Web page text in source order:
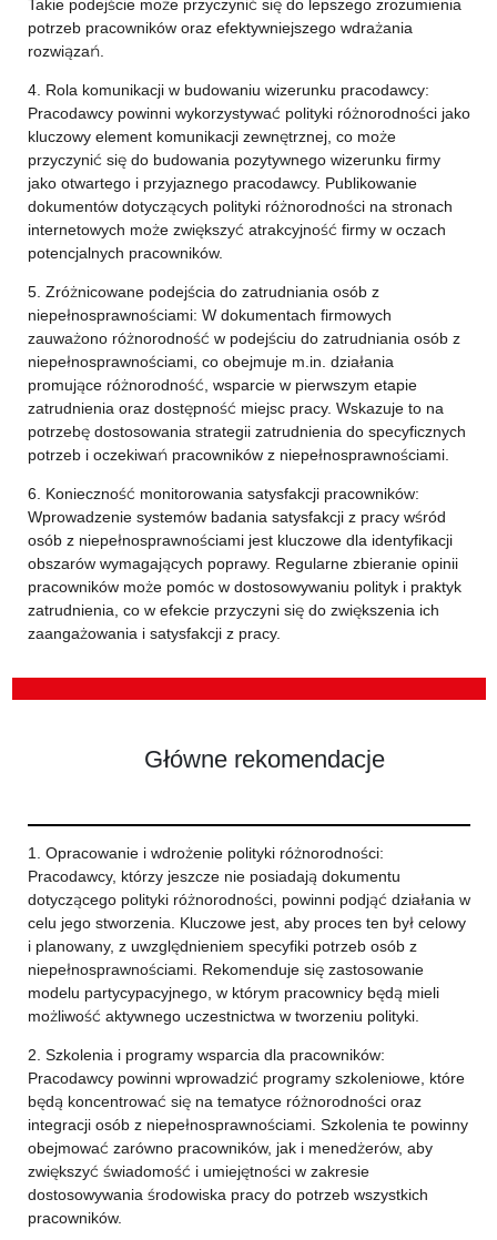
Takie podejście może przyczynić się do lepszego zrozumienia
potrzeb pracowników oraz efektywniejszego wdrażania
rozwiązań.
4. Rola komunikacji w budowaniu wizerunku pracodawcy:
Pracodawcy powinni wykorzystywać polityki różnorodności jako
kluczowy element komunikacji zewnętrznej, co może
przyczynić się do budowania pozytywnego wizerunku firmy
jako otwartego i przyjaznego pracodawcy. Publikowanie
dokumentów dotyczących polityki różnorodności na stronach
internetowych może zwiększyć atrakcyjność firmy w oczach
potencjalnych pracowników.
5. Zróżnicowane podejścia do zatrudniania osób z
niepełnosprawnościami: W dokumentach firmowych
zauważono różnorodność w podejściu do zatrudniania osób z
niepełnosprawnościami, co obejmuje m.in. działania
promujące różnorodność, wsparcie w pierwszym etapie
zatrudnienia oraz dostępność miejsc pracy. Wskazuje to na
potrzebę dostosowania strategii zatrudnienia do specyficznych
potrzeb i oczekiwań pracowników z niepełnosprawnościami.
6. Konieczność monitorowania satysfakcji pracowników:
Wprowadzenie systemów badania satysfakcji z pracy wśród
osób z niepełnosprawnościami jest kluczowe dla identyfikacji
obszarów wymagających poprawy. Regularne zbieranie opinii
pracowników może pomóc w dostosowywaniu polityk i praktyk
zatrudnienia, co w efekcie przyczyni się do zwiększenia ich
zaangażowania i satysfakcji z pracy.
Główne rekomendacje
1. Opracowanie i wdrożenie polityki różnorodności:
Pracodawcy, którzy jeszcze nie posiadają dokumentu
dotyczącego polityki różnorodności, powinni podjąć działania w
celu jego stworzenia. Kluczowe jest, aby proces ten był celowy
i planowany, z uwzględnieniem specyfiki potrzeb osób z
niepełnosprawnościami. Rekomenduje się zastosowanie
modelu partycypacyjnego, w którym pracownicy będą mieli
możliwość aktywnego uczestnictwa w tworzeniu polityki.
2. Szkolenia i programy wsparcia dla pracowników:
Pracodawcy powinni wprowadzić programy szkoleniowe, które
będą koncentrować się na tematyce różnorodności oraz
integracji osób z niepełnosprawnościami. Szkolenia te powinny
obejmować zarówno pracowników, jak i menedżerów, aby
zwiększyć świadomość i umiejętności w zakresie
dostosowywania środowiska pracy do potrzeb wszystkich
pracowników.